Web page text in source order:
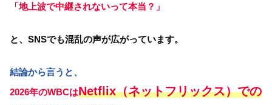
「地上波で中継されないって本当？」
と、SNSでも混乱の声が広がっています。
結論から言うと、
2026年のWBCはNetflix（ネットフリックス）での